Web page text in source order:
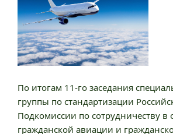
По итогам 11-го заседания
группы по стандартизации
Подкомиссии по сотрудничеству в
гражданской авиации и